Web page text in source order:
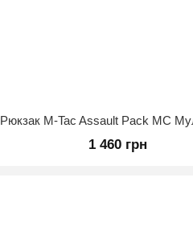
Рюкзак M-Tac Assault Pack MC
1 460 грн